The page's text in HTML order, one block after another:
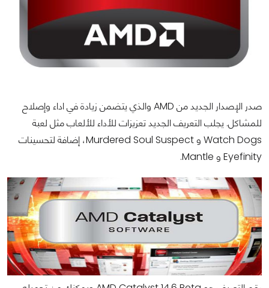
صدر الإصدار الجديد من AMD والذي يتضمن زيادة في اداء وإصلاح
للمشاكل. يجلب التعريف الجديد تعزيزات للأداء للألعاب مثل لعبة
Watch Dogs و Murdered Soul Suspect، إضافة لتحسينات
Eyefinity و Mantle.